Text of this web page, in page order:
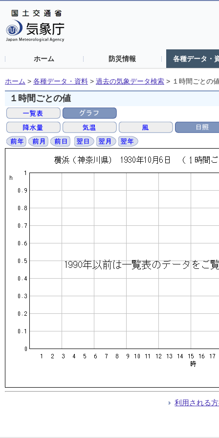
ホーム 防災情報 各種データ・
ホーム > 各種データ・資料 > 過去の気象データ検索 > １時間ごとの
１時間ごとの値
利用される